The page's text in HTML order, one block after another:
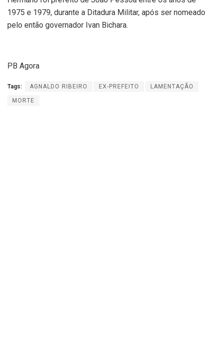
1975 e 1979, durante a Ditadura Militar, após ser nomeado
pelo então governador Ivan Bichara.
PB Agora
Tags: AGNALDO RIBEIRO EX-PREFEITO LAMENTAÇÃO
MORTE